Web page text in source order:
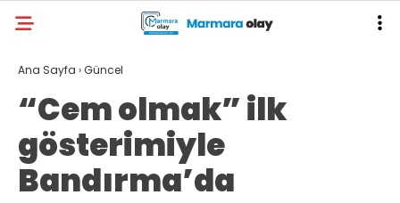
Ana Sayfa ›Güncel
“Cem olmak” ilk
gösterimiyle
Bandırma’da